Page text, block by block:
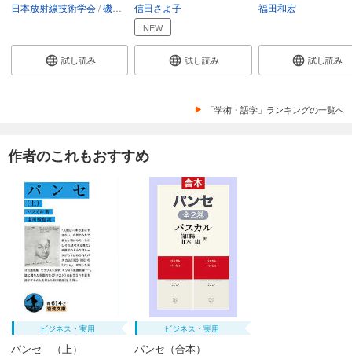
日本放射線技術学会 磯辺智範 清水秀雄 鈴木昇一 西谷源展
試し読み
信田さよ子
NEW
試し読み
福田和宏
試し読み
「学術・語学」ランキングの一覧へ
作者のこれもおすすめ
ビジネス・実用
パンセ （上）
ビジネス・実用
パンセ（合本）